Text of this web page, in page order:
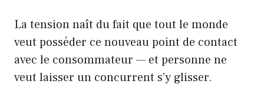
La tension naît du fait que tout le monde
veut posséder ce nouveau point de contact
avec le consommateur — et personne ne
veut laisser un concurrent s’y glisser.